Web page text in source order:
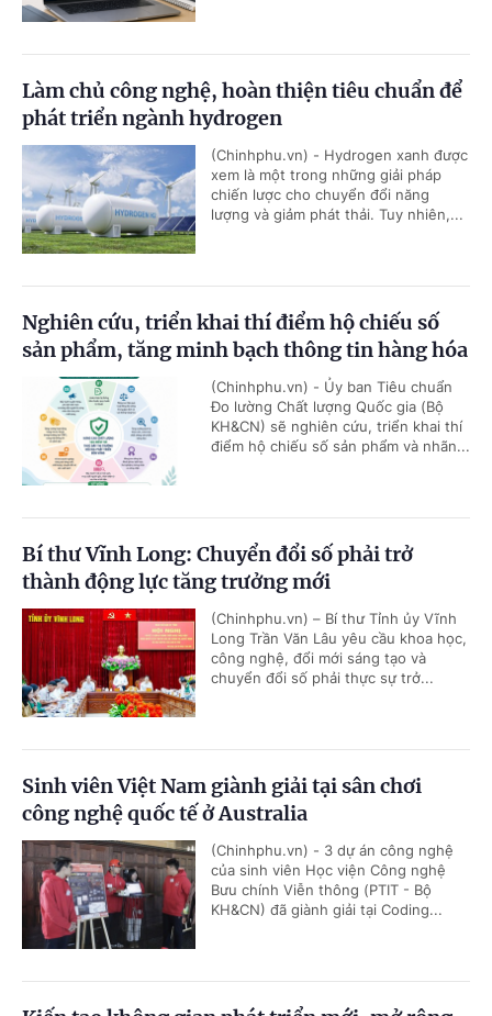
Làm chủ công nghệ, hoàn thiện tiêu chuẩn để
phát triển ngành hydrogen
(Chinhphu.vn) - Hydrogen xanh được
xem là một trong những giải pháp
chiến lược cho chuyển đổi năng
lượng và giảm phát thải. Tuy nhiên,...
Nghiên cứu, triển khai thí điểm hộ chiếu số
sản phẩm, tăng minh bạch thông tin hàng hóa
(Chinhphu.vn) - Ủy ban Tiêu chuẩn
Đo lường Chất lượng Quốc gia (Bộ
KH&CN) sẽ nghiên cứu, triển khai thí
điểm hộ chiếu số sản phẩm và nhãn...
Bí thư Vĩnh Long: Chuyển đổi số phải trở
thành động lực tăng trưởng mới
(Chinhphu.vn) – Bí thư Tỉnh ủy Vĩnh
Long Trần Văn Lâu yêu cầu khoa học,
công nghệ, đổi mới sáng tạo và
chuyển đổi số phải thực sự trở...
Sinh viên Việt Nam giành giải tại sân chơi
công nghệ quốc tế ở Australia
(Chinhphu.vn) - 3 dự án công nghệ
của sinh viên Học viện Công nghệ
Bưu chính Viễn thông (PTIT - Bộ
KH&CN) đã giành giải tại Coding...